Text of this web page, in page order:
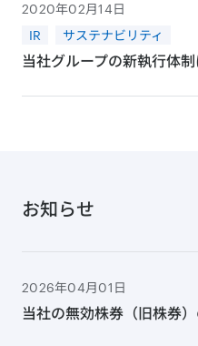
2020年02月14日
IR
サステナビリティ
当社グループの新執行体
お知らせ
2026年04月01日
当社の無効株券（旧株券